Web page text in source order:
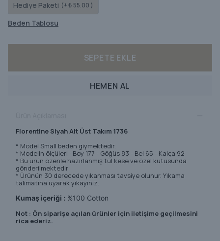
Hediye Paketi (+ ₺ 55.00 )
Beden Tablosu
SEPETE EKLE
HEMEN AL
Florentine Siyah Alt Üst Takım 1736
* Model Small beden giymektedir.
* Modelin ölçüleri : Boy 177 - Göğüs 83 - Bel 65 - Kalça 92
* Bu ürün özenle hazırlanmış tül kese ve özel kutusunda
gönderilmektedir
* Ürünün 30 derecede yıkanması tavsiye olunur. Yıkama
talimatına uyarak yıkayınız.
Kumaş içeriği : %100 Cotton
Not : Ön siparişe açılan ürünler için iletişime geçilmesini
rica ederiz.